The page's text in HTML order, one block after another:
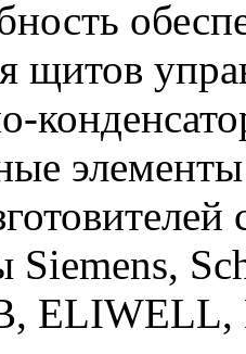
щитов
Siemens,
ELIWELL,